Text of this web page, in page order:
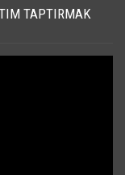
TAPTIRMAK